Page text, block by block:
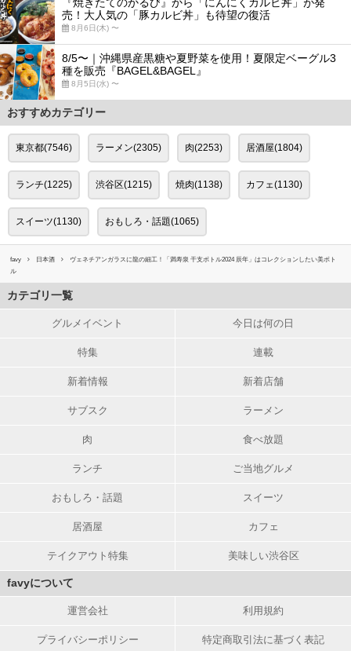
売！大人気の「豚カルビ丼」も待望の復活
8月6日(木) 〜
8/5〜｜沖縄県産黒糖や夏野菜を使用！夏限定ベーグル3
種を販売『BAGEL&BAGEL』
8月5日(水) 〜
おすすめカテゴリー
東京都(7546) ラーメン(2305) 肉(2253) 居酒屋(1804)
ランチ(1225) 渋谷区(1215) 焼肉(1138) カフェ(1130)
スイーツ(1130) おもしろ・話題(1065)
favy 日本酒
ヴェネチアンガラスに龍の細工！「満寿泉 干支ボトル2024 辰年」はコレクションしたい美ボト
ル
カテゴリ一覧
グルメイベント 今日は何の日
特集 連載
新着情報 新着店舗
サブスク ラーメン
肉 食べ放題
ランチ ご当地グルメ
おもしろ・話題 スイーツ
居酒屋 カフェ
テイクアウト特集 美味しい渋谷区
favyについて
運営会社 利用規約
プライバシーポリシー 特定商取引法に基づく表記